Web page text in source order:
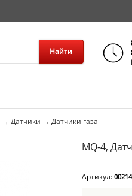
Найти
→ Датчики → Датчики газа
MQ-4,
Артикул: